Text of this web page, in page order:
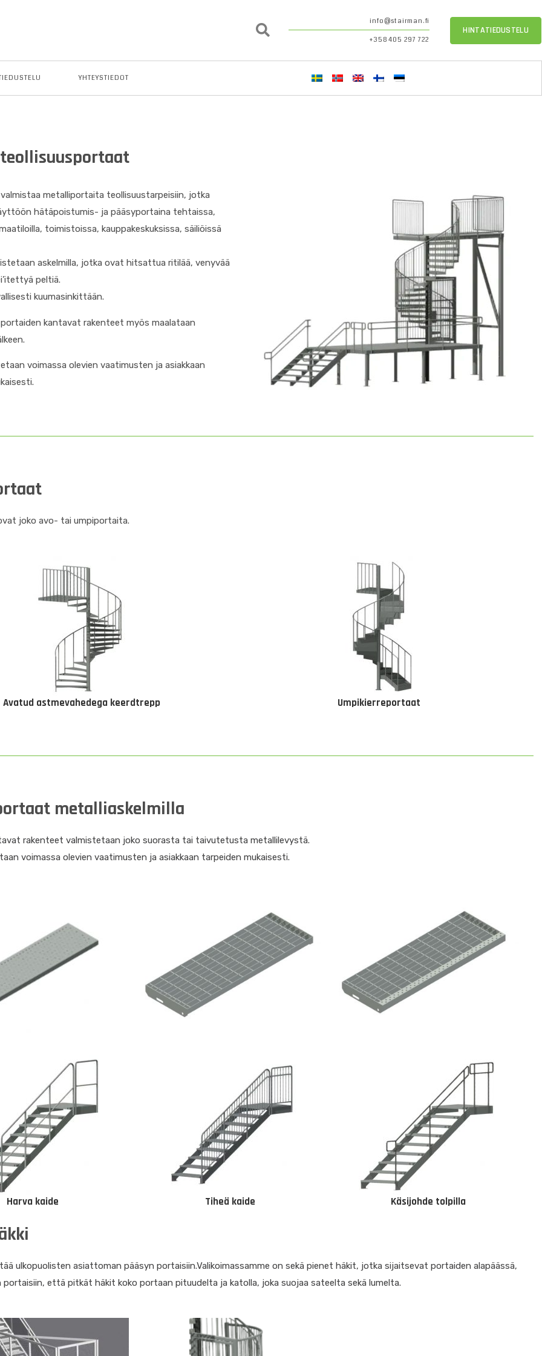
info@stairman.fi
+358 405 297 722
HINTATIEDUSTELU
YHTEYSTIEDOT
metalliportaita teollisuustarpeisiin, jotka
hätäpoistumis- ja pääsyportaina tehtaissa,
toimistoissa, kauppakeskuksissa, säiliöissä
askelmilla, jotka ovat hitsattua ritilää, venyvää
peltiä.
kuumasinkittään.
kantavat rakenteet myös maalataan
voimassa olevien vaatimusten ja asiakkaan
joko avo- tai umpiportaita.
Avatud astmevahedega keerdtrepp Umpikierreportaat
metalliaskelmilla
rakenteet valmistetaan joko suorasta tai taivutetusta metallilevystä.
voimassa olevien vaatimusten ja asiakkaan tarpeiden mukaisesti.
Harva kaide Tiheä kaide Käsijohde tolpilla
ulkopuolisten asiattoman pääsyn portaisiin.Valikoimassamme on sekä pienet häkit, jotka sijaitsevat portaiden alapäässä,
portaisiin, että pitkät häkit koko portaan pituudelta ja katolla, joka suojaa sateelta sekä lumelta.